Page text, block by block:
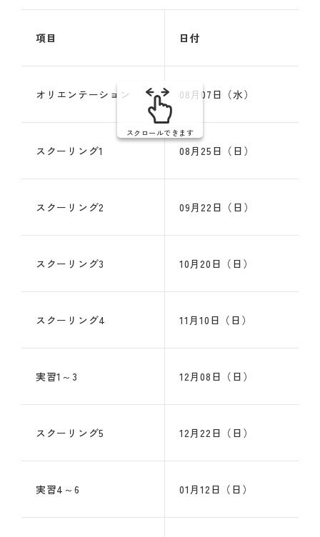
項目 日付
オリエンテーション 08月07日（水）
スクーリング1 08月25日（日）
スクーリング2 09月22日（日）
スクーリング3 10月20日（日）
スクーリング4 11月10日（日）
実習1～3 12月08日（日）
スクーリング5 12月22日（日）
実習4～6 01月12日（日）
スクロールできます